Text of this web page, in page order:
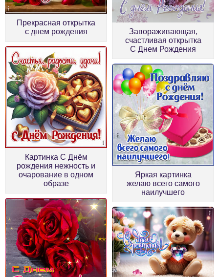
Прекрасная открытка
с днем рождения
Завораживающая,
счастливая открытка
С Днем Рождения
Картинка С Днём
рождения нежность и
очарование в одном
образе
Яркая картинка
желаю всего самого
наилучшего